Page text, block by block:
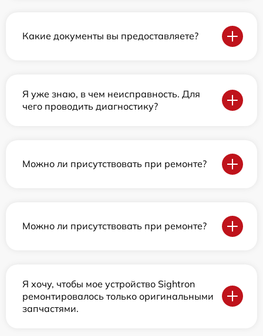
Какие документы вы предоставляете?
Я уже знаю, в чем неисправность. Для
чего проводить диагностику?
Можно ли присутствовать при ремонте?
Можно ли присутствовать при ремонте?
Я хочу, чтобы мое устройство Sightron
ремонтировалось только оригинальными
запчастями.